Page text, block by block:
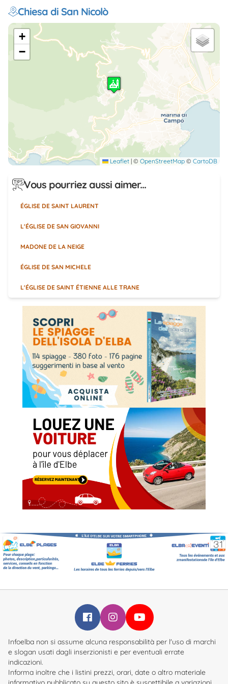
Chiesa di San Nicolò
+
−
Leaflet | © OpenStreetMap © CartoDB
Vous pourriez aussi aimer...
ÉGLISE DE SAINT LAURENT
L'ÉGLISE DE SAN GIOVANNI
MADONE DE LA NEIGE
ÉGLISE DE SAN MICHELE
L'ÉGLISE DE SAINT ÉTIENNE ALLE TRANE
Infoelba su Facebook
Infoelba su Instagram
Infoelba su YouTube
Infoelba non si assume alcuna responsabilità per l'uso di marchi
e slogan usati dagli inserzionisti e per eventuali errate
indicazioni.
Informa inoltre che i listini prezzi, orari, date o altro materiale